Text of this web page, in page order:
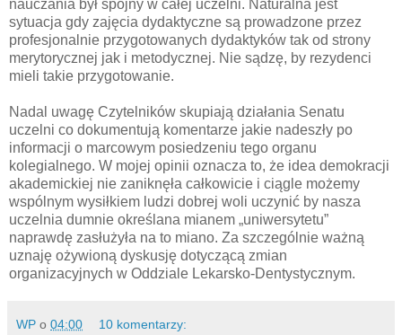
nauczania był spójny w całej uczelni. Naturalna jest
sytuacja gdy zajęcia dydaktyczne są prowadzone przez
profesjonalnie przygotowanych dydaktyków tak od strony
merytorycznej jak i metodycznej. Nie sądzę, by rezydenci
mieli takie przygotowanie.
Nadal uwagę Czytelników skupiają działania Senatu
uczelni co dokumentują komentarze jakie nadeszły po
informacji o marcowym posiedzeniu tego organu
kolegialnego. W mojej opinii oznacza to, że idea demokracji
akademickiej nie zaniknęła całkowicie i ciągle możemy
wspólnym wysiłkiem ludzi dobrej woli uczynić by nasza
uczelnia dumnie określana mianem „uniwersytetu”
naprawdę zasłużyła na to miano. Za szczególnie ważną
uznaję ożywioną dyskusję dotyczącą zmian
organizacyjnych w Oddziale Lekarsko-Dentystycznym.
WP o 04:00 10 komentarzy: